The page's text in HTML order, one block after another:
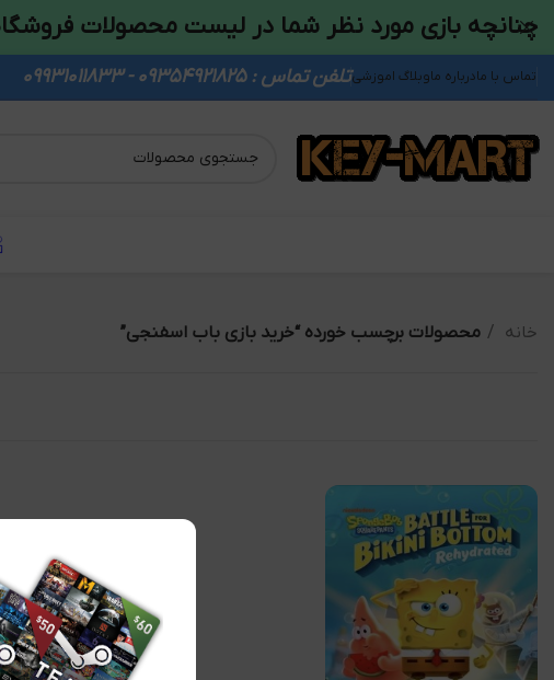
تماس با مادرباره ماوبلاگ اموزشیتلفن تماس : 09354921825 - 09931011833
خانه محصولات برچسب خورده “خرید بازی باب اسفنجی”
چنانچه بازی مورد نظر شما در لیست محصولات